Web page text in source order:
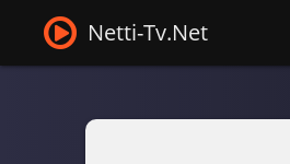
Netti-Tv.Net